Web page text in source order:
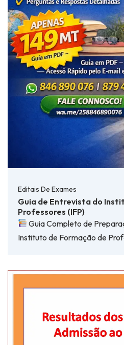
Editais De Exames
Guia de Entrevista do
Professores (IFP)
Guia Completo de
Instituto de Formação de